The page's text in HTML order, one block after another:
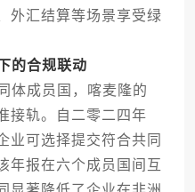
外汇结算等场景享受绿
的合规联动
成员国，喀麦隆的
接轨。自二零二四年
业可选择提交符合共同
年报在六个成员国间互